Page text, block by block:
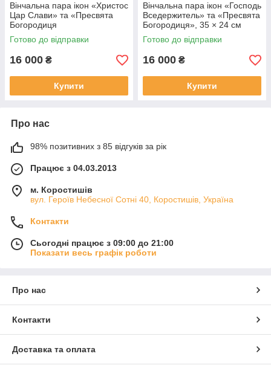
Вінчальна пара ікон «Христос
Цар Слави» та «Пресвята
Богородиця
Скоропослушниця», 35 × 24
см
Готово до відправки
16 000 ₴
Купити
Вінчальна пара ікон «Господь
Вседержитель» та «Пресвята
Богородиця», 35 × 24 см
Готово до відправки
16 000 ₴
Купити
Про нас
98% позитивних з 85 відгуків за рік
Працює з 04.03.2013
м. Коростишів
вул. Героїв Небесної Сотні 40, Коростишів, Україна
Контакти
Сьогодні працює з 09:00 до 21:00
Показати весь графік роботи
Про нас
Контакти
Доставка та оплата